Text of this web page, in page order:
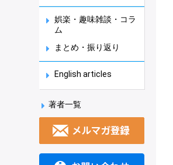
娯楽・趣味雑談・コラ
ム
まとめ・振り返り
English articles
著者一覧